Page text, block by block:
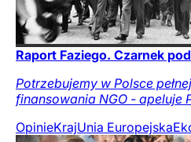
Raport Faziego. Czarnek
Potrzebujemy w Polsce
finansowania NGO - apeluje
OpinieKrajUnia Europejska